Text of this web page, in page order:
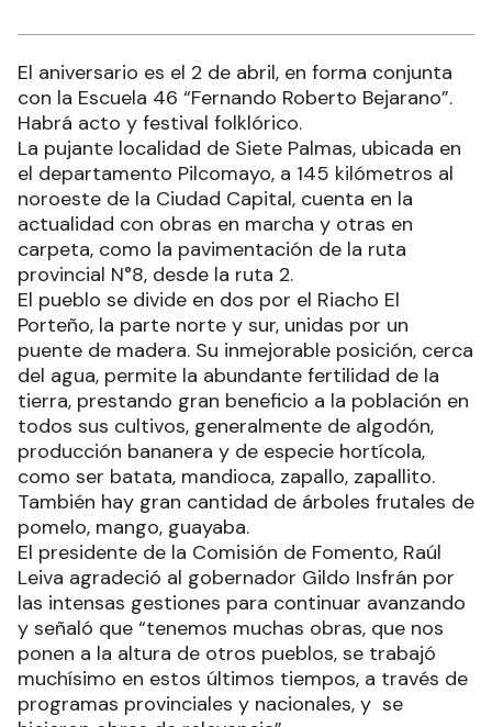
El aniversario es el 2 de abril, en forma conjunta
con la Escuela 46 “Fernando Roberto Bejarano”.
Habrá acto y festival folklórico.
La pujante localidad de Siete Palmas, ubicada en
el departamento Pilcomayo, a 145 kilómetros al
noroeste de la Ciudad Capital, cuenta en la
actualidad con obras en marcha y otras en
carpeta, como la pavimentación de la ruta
provincial N°8, desde la ruta 2.
El pueblo se divide en dos por el Riacho El
Porteño, la parte norte y sur, unidas por un
puente de madera. Su inmejorable posición, cerca
del agua, permite la abundante fertilidad de la
tierra, prestando gran beneficio a la población en
todos sus cultivos, generalmente de algodón,
producción bananera y de especie hortícola,
como ser batata, mandioca, zapallo, zapallito.
También hay gran cantidad de árboles frutales de
pomelo, mango, guayaba.
El presidente de la Comisión de Fomento, Raúl
Leiva agradeció al gobernador Gildo Insfrán por
las intensas gestiones para continuar avanzando
y señaló que “tenemos muchas obras, que nos
ponen a la altura de otros pueblos, se trabajó
muchísimo en estos últimos tiempos, a través de
programas provinciales y nacionales, y se